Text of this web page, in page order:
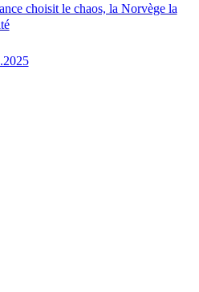
choisit le chaos, la Norvège la